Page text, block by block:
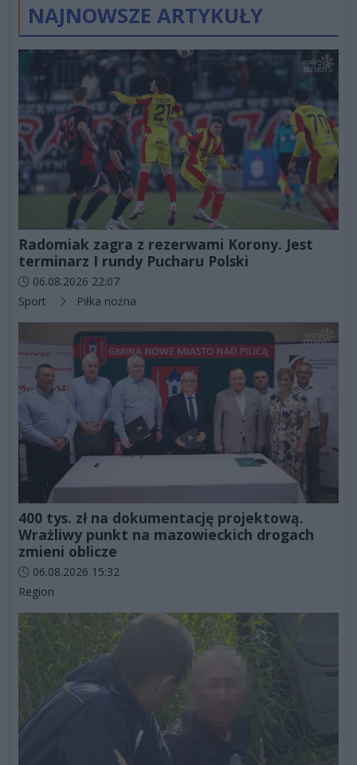
NAJNOWSZE ARTYKUŁY
Radomiak zagra z rezerwami Korony. Jest
terminarz I rundy Pucharu Polski
Data dodania artykułu:
06.08.2026 22:07
Kategorie artykułu:
Sport Piłka nożna
400 tys. zł na dokumentację projektową.
Wrażliwy punkt na mazowieckich drogach
zmieni oblicze
Data dodania artykułu:
06.08.2026 15:32
Kategorie artykułu:
Region